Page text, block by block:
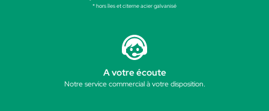
* hors îles et citerne acier galvanisé
A votre écoute
Notre service commercial à votre disposition.